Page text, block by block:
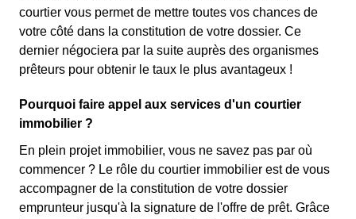
courtier vous permet de mettre toutes vos chances de
votre côté dans la constitution de votre dossier. Ce
dernier négociera par la suite auprès des organismes
prêteurs pour obtenir le taux le plus avantageux !
Pourquoi faire appel aux services d'un courtier
immobilier ?
En plein projet immobilier, vous ne savez pas par où
commencer ? Le rôle du courtier immobilier est de vous
accompagner de la constitution de votre dossier
emprunteur jusqu'à la signature de l'offre de prêt. Grâce